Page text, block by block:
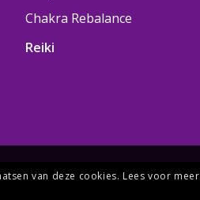
Chakra Rebalance
Reiki
van deze cookies. Lees voor